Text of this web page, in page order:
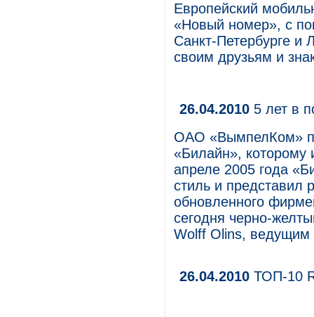
Европейский
«Новый номер», с
Санкт-Петербурге и
своим друзьям и
26.04.2010 5 лет в
ОАО «ВымпелКом»
«Билайн», которому
апреле 2005 года
стиль и представил
обновленного
сегодня черно-
Wolff Olins, ведущим
26.04.2010 ТОП-10